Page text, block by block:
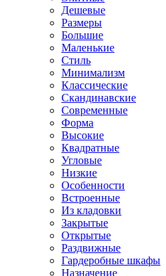
Дешевые
Размеры
Большие
Маленькие
Стиль
Минимализм
Классические
Скандинавские
Современные
Форма
Высокие
Квадратные
Угловые
Низкие
Особенности
Встроенные
Из кладовки
Закрытые
Открытые
Раздвижные
Гардеробные шкафы
Назначение